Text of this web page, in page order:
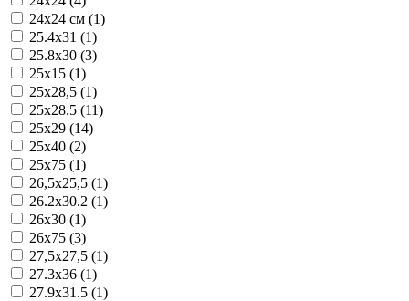
24x24 см (1)
25.4x31 (1)
25.8x30 (3)
25x15 (1)
25x28,5 (1)
25x28.5 (11)
25x29 (14)
25x40 (2)
25x75 (1)
26,5x25,5 (1)
26.2x30.2 (1)
26x30 (1)
26x75 (3)
27,5x27,5 (1)
27.3x36 (1)
27.9x31.5 (1)